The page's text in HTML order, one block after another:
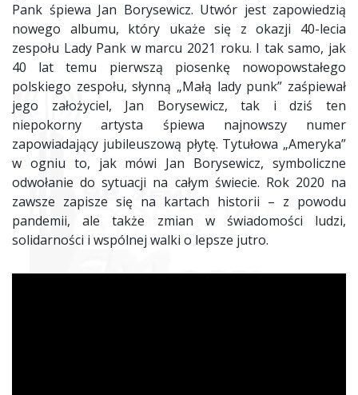
Pank śpiewa Jan Borysewicz. Utwór jest zapowiedzią
nowego albumu, który ukaże się z okazji 40-lecia
zespołu Lady Pank w marcu 2021 roku. I tak samo, jak
40 lat temu pierwszą piosenkę nowopowstałego
polskiego zespołu, słynną „Małą lady punk” zaśpiewał
jego założyciel, Jan Borysewicz, tak i dziś ten
niepokorny artysta śpiewa najnowszy numer
zapowiadający jubileuszową płytę. Tytułowa „Ameryka”
w ogniu to, jak mówi Jan Borysewicz, symboliczne
odwołanie do sytuacji na całym świecie. Rok 2020 na
zawsze zapisze się na kartach historii – z powodu
pandemii, ale także zmian w świadomości ludzi,
solidarności i wspólnej walki o lepsze jutro.